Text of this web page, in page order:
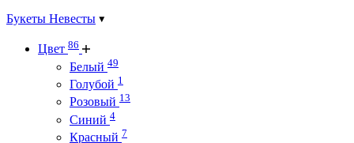
Букеты Невесты
Цвет 86
Белый 49
Голубой 1
Розовый 13
Синий 4
Красный 7